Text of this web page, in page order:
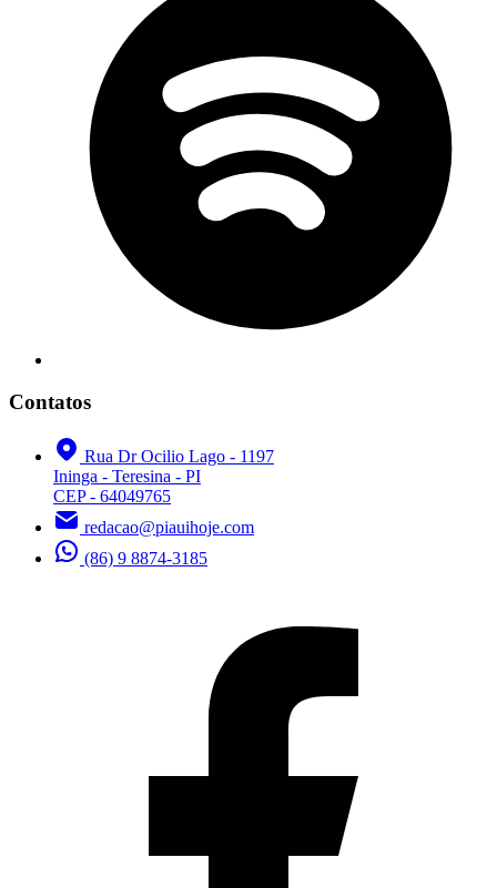
Contatos
Rua Dr Ocilio Lago - 1197
Ininga - Teresina - PI
CEP - 64049765
redacao@piauihoje.com
(86) 9 8874-3185